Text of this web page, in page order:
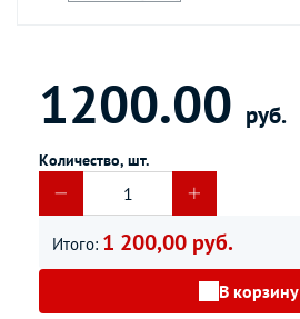
1200.00 руб.
Количество, шт.
Итого: 1 200,00 руб.
В корзину